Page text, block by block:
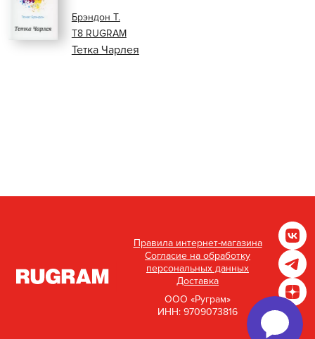
Тетка Чарлея
Брэндон Т.
Т8 RUGRAM
Правила интернет-магазина
Согласие на обработку
персональных данных
Доставка
ООО «Руграм»
ИНН: 9709073816